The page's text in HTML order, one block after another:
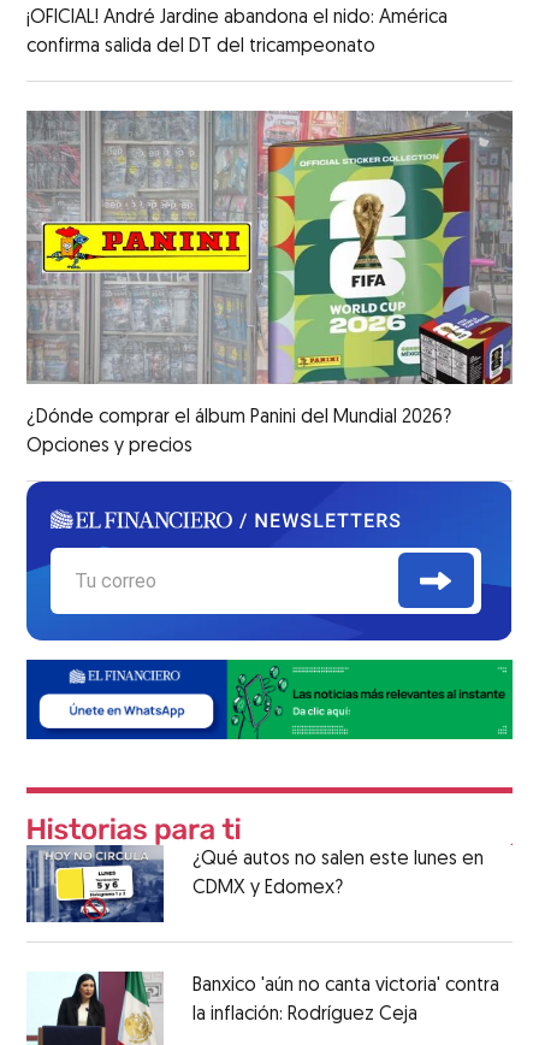
¡OFICIAL! André Jardine abandona el nido: América
confirma salida del DT del tricampeonato
¿Dónde comprar el álbum Panini del Mundial 2026?
Opciones y precios
¿Qué autos no salen este lunes en
CDMX y Edomex?
Banxico 'aún no canta victoria' contra
la inflación: Rodríguez Ceja